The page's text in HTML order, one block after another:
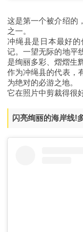
这是第一个被介绍的
之一。
冲绳县是日本最好
记。一望无际的地平
是绚丽多彩、熠熠生
作为冲绳县的代表，
为绝对的必游之地。
它在照片中剪裁得很
闪亮绚丽的海岸线!